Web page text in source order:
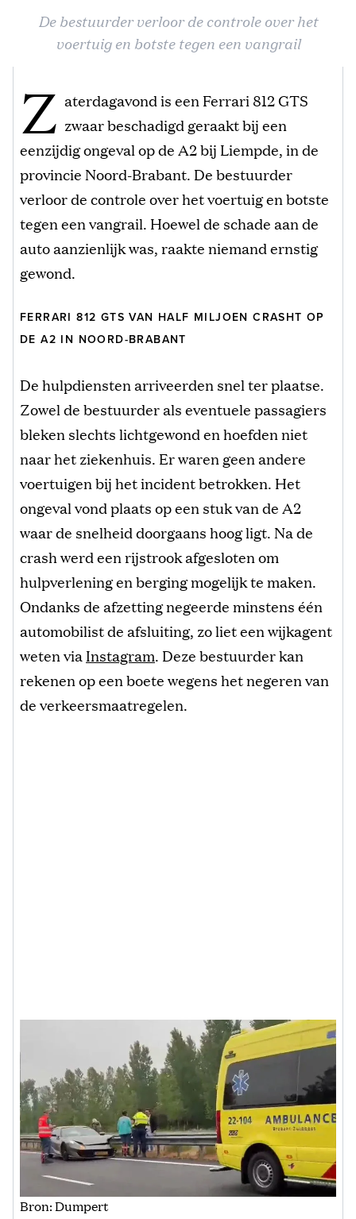
De bestuurder verloor de controle over het
voertuig en botste tegen een vangrail
Z aterdagavond is een Ferrari 812 GTS
zwaar beschadigd geraakt bij een
eenzijdig ongeval op de A2 bij Liempde, in de
provincie Noord-Brabant. De bestuurder
verloor de controle over het voertuig en botste
tegen een vangrail. Hoewel de schade aan de
auto aanzienlijk was, raakte niemand ernstig
gewond.
FERRARI 812 GTS VAN HALF MILJOEN CRASHT OP
DE A2 IN NOORD-BRABANT
De hulpdiensten arriveerden snel ter plaatse.
Zowel de bestuurder als eventuele passagiers
bleken slechts lichtgewond en hoefden niet
naar het ziekenhuis. Er waren geen andere
voertuigen bij het incident betrokken. Het
ongeval vond plaats op een stuk van de A2
waar de snelheid doorgaans hoog ligt. Na de
crash werd een rijstrook afgesloten om
hulpverlening en berging mogelijk te maken.
Ondanks de afzetting negeerde minstens één
automobilist de afsluiting, zo liet een wijkagent
weten via Instagram. Deze bestuurder kan
rekenen op een boete wegens het negeren van
de verkeersmaatregelen.
Bron: Dumpert